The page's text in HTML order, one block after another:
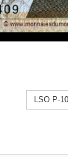
LSO P-